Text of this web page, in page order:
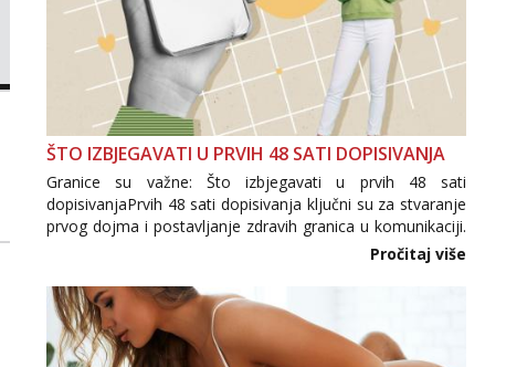
ŠTO IZBJEGAVATI U PRVIH 48 SATI DOPISIVANJA
Granice su važne: Što izbjegavati u prvih 48 sati
dopisivanjaPrvih 48 sati dopisivanja ključni su za stvaranje
prvog dojma i postavljanje zdravih granica u komunikaciji.
Važno je izbjeći prebrzo otkrivanje osobnih ili intimnih
informacija, jer nepoznata osoba još nije zaslužila to
povjerenje. Takođe...
Pročitaj više